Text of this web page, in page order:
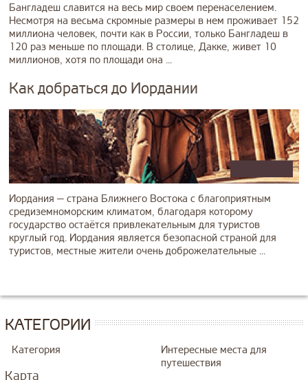
Бангладеш славится на весь мир своем перенаселением.
Несмотря на весьма скромные размеры в нем проживает 152
миллиона человек, почти как в России, только Бангладеш в
120 раз меньше по площади. В столице, Дакке, живет 10
миллионов, хотя по площади она ...
Как добраться до Иордании
Иордания — страна Ближнего Востока с благоприятным
средиземноморским климатом, благодаря которому
государство остаётся привлекательным для туристов
круглый год. Иордания является безопасной страной для
туристов, местные жители очень доброжелательные ...
КАТЕГОРИИ
Категория
Интересные места для
путешествия
Карта